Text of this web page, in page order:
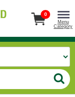
0
Menu
Category